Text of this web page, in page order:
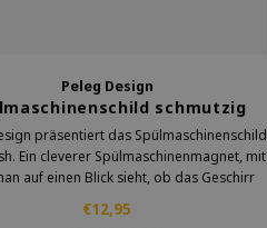
Peleg Design
schmutzig
oder sauber
präsentiert das Spülmaschinenschild
Ein cleverer Spülmaschinenmagnet, mit
auf einen Blick sieht, ob das Geschirr
Schiebesystem gehört die
€12,95